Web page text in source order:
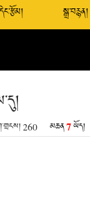
དེང་རྩོམ། སྒྲ་བརྙན།
260 མཆན7ཡོད།